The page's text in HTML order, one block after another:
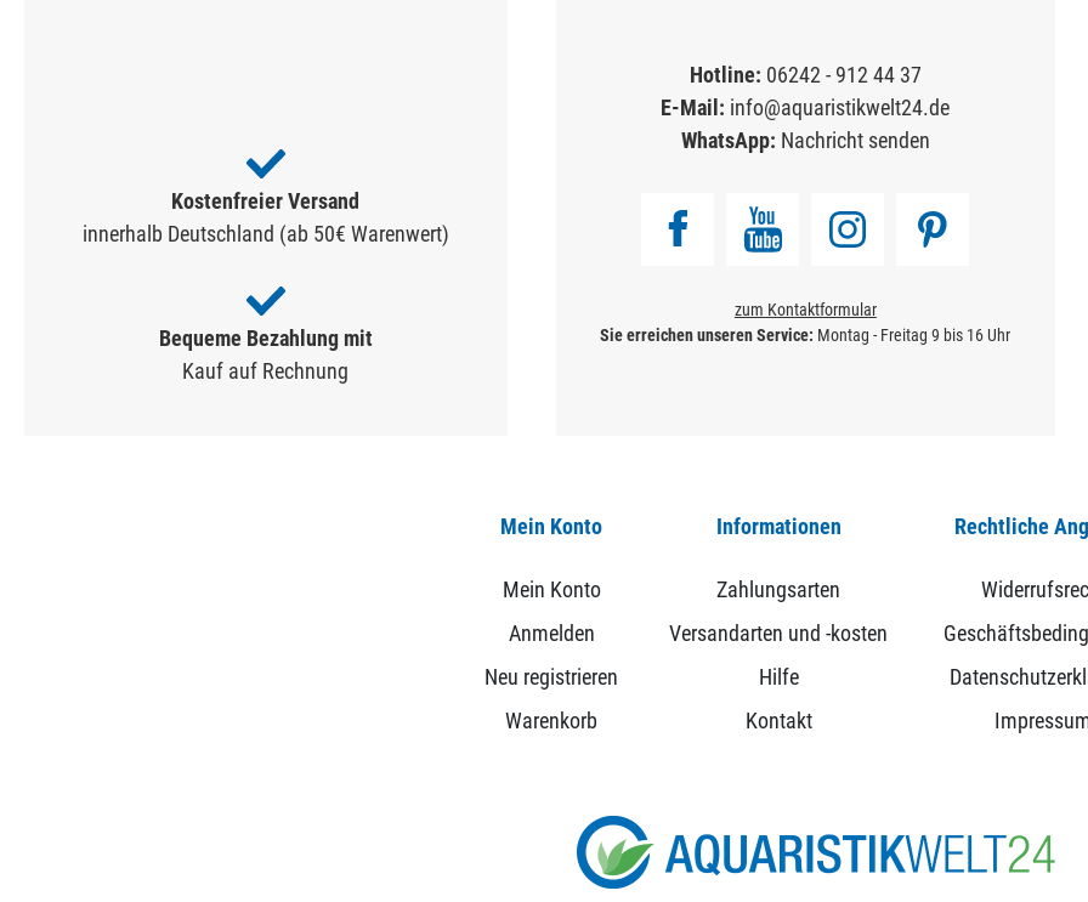
Kostenfreier Versand
innerhalb Deutschland (ab 50€ Warenwert)
Bequeme Bezahlung mit
Kauf auf Rechnung
Hotline: 06242 - 912 44 37
E-Mail: info@aquaristikwelt24.de
WhatsApp: Nachricht senden
zum Kontaktformular
Sie erreichen unseren Service: Montag - Freitag 9 bis 16 Uhr
Mein Konto
Mein Konto
Anmelden
Neu registrieren
Warenkorb
Informationen
Zahlungsarten
Versandarten und -kosten
Hilfe
Kontakt
Rechtliche